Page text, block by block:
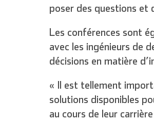
poser des questions et
Les conférences sont
avec les ingénieurs de
décisions en matière
« Il est tellement
solutions disponibles
au cours de leur